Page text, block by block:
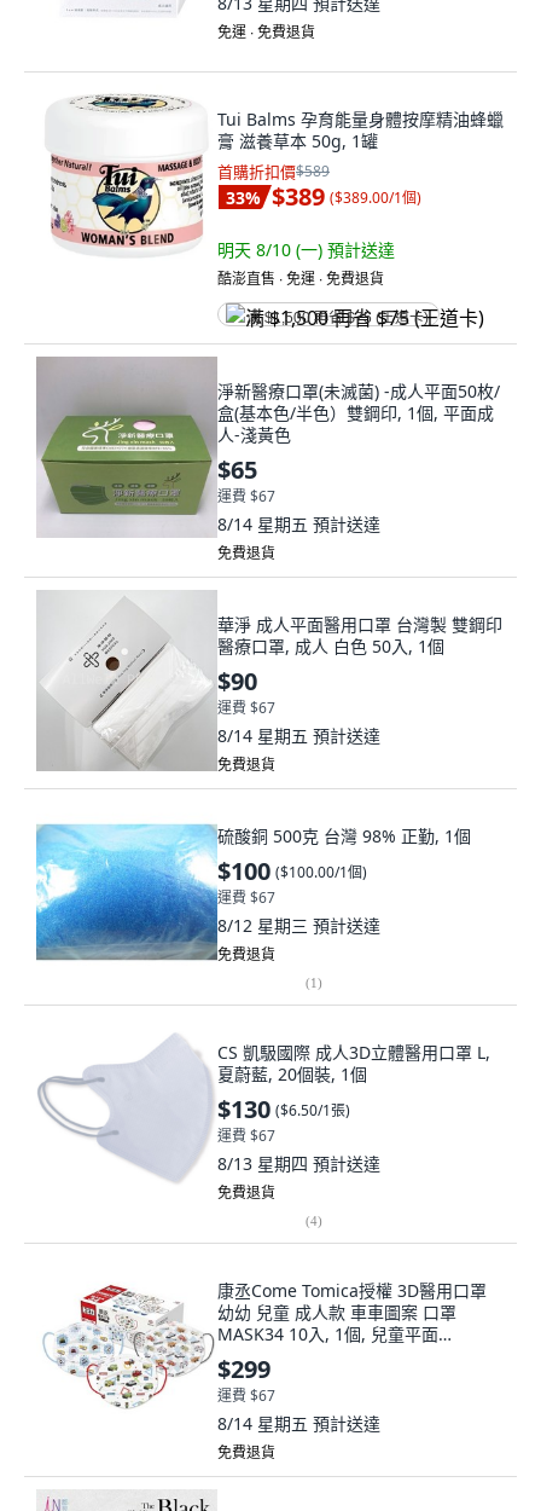
免運 ∙ 免費退貨
Tui Balms 孕育能量身體按摩精油蜂蠟
膏 滋養草本 50g, 1罐
首購折扣價$589
33% $389 ($389.00/1個)
明天 8/10 (一) 預計送達
酷澎直售 ∙ 免運 ∙ 免費退貨
满 $1,500 再省 $75 (王道卡)
淨新醫療口罩(未滅菌) -成人平面50枚/
盒(基本色/半色）雙鋼印, 1個, 平面成
人-淺黃色
$65
運費 $67
8/14 星期五 預計送達
免費退貨
華淨 成人平面醫用口罩 台灣製 雙鋼印
醫療口罩, 成人 白色 50入, 1個
$90
運費 $67
8/14 星期五 預計送達
免費退貨
硫酸銅 500克 台灣 98% 正勤, 1個
$100 ($100.00/1個)
運費 $67
8/12 星期三 預計送達
免費退貨
(1)
CS 凱馺國際 成人3D立體醫用口罩 L,
夏蔚藍, 20個裝, 1個
$130 ($6.50/1張)
運費 $67
8/13 星期四 預計送達
免費退貨
(4)
康丞Come Tomica授權 3D醫用口罩
幼幼 兒童 成人款 車車圖案 口罩
MASK34 10入, 1個, 兒童平面
MASK34 (30入)
$299
運費 $67
8/14 星期五 預計送達
免費退貨